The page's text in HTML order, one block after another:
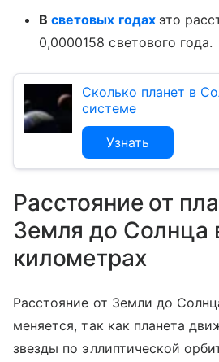
Всветовых годах это
0,0000158 светового года.
Сколько планет в
системе
Узнать
Расстояние от
Земля до Солнца
километрах
Расстояние от Земли до
меняется, так как планета
звезды по эллиптической